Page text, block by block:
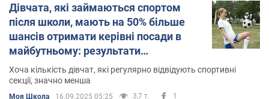
Дівчата, які займаються спортом
після школи, мають на 50% більше
шансів отримати керівні посади в
майбутньому: результати
дослідження
Хоча кількість дівчат, які регулярно відвідують спортивні
секції, значно менша
Моя Школа 16.09.2025 05:25 3,7 т. 1